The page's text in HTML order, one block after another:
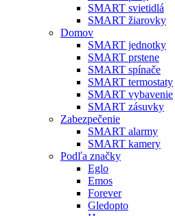
SMART svietidlá
SMART žiarovky
Domov
SMART jednotky
SMART prstene
SMART spínače
SMART termostaty
SMART vybavenie
SMART zásuvky
Zabezpečenie
SMART alarmy
SMART kamery
Podľa značky
Eglo
Emos
Forever
Gledopto